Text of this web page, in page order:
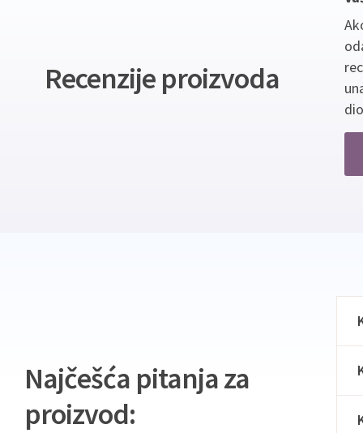
Recenzije proizvoda
Najčešća pitanja za
proizvod: